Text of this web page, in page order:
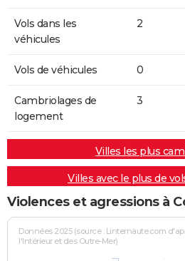
Vols dans les
véhicules
2
Vols de véhicules 0
Cambriolages de
logement
3
Villes les plus
Villes avec le plus de
Violences et agressions à
Données 2025 (source : Linternaute.com
l'Intérieur et des Outre-Mer)